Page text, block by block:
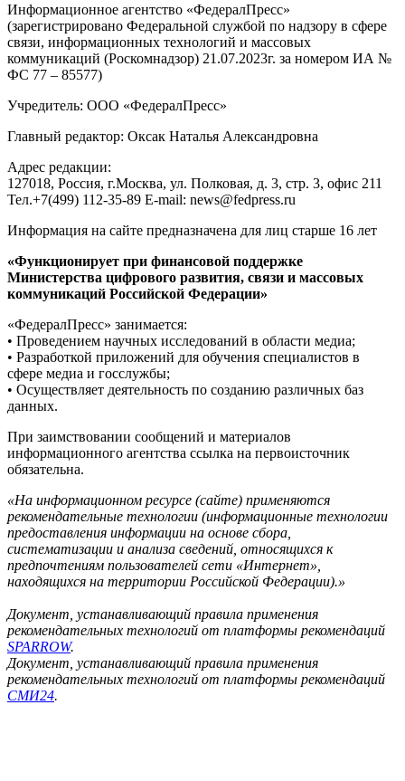
Информационное агентство «ФедералПресс»
(зарегистрировано Федеральной службой по надзору в сфере
связи, информационных технологий и массовых
коммуникаций (Роскомнадзор) 21.07.2023г. за номером ИА №
ФС 77 – 85577)
Учредитель: ООО «ФедералПресс»
Главный редактор: Оксак Наталья Александровна
Адрес редакции:
127018, Россия, г.Москва, ул. Полковая, д. 3, стр. 3, офис 211
Тел.+7(499) 112-35-89 E-mail: news@fedpress.ru
Информация на сайте предназначена для лиц старше 16 лет
«Функционирует при финансовой поддержке
Министерства цифрового развития, связи и массовых
коммуникаций Российской Федерации»
«ФедералПресс» занимается:
• Проведением научных исследований в области медиа;
• Разработкой приложений для обучения специалистов в
сфере медиа и госслужбы;
• Осуществляет деятельность по созданию различных баз
данных.
При заимствовании сообщений и материалов
информационного агентства ссылка на первоисточник
обязательна.
«На информационном ресурсе (сайте) применяются
рекомендательные технологии (информационные технологии
предоставления информации на основе сбора,
систематизации и анализа сведений, относящихся к
предпочтениям пользователей сети «Интернет»,
находящихся на территории Российской Федерации).»
Документ, устанавливающий правила применения
рекомендательных технологий от платформы рекомендаций
SPARROW.
Документ, устанавливающий правила применения
рекомендательных технологий от платформы рекомендаций
СМИ24.